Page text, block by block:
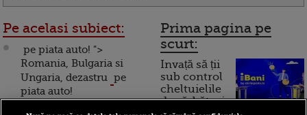
Pe acelasi subiect:
pe piata auto! ">
Romania, Bulgaria si
Ungaria, dezastru pe
piata auto!
Prima pagina pe
scurt:
Invață să ții
sub control
cheltuielile
de sărbători.